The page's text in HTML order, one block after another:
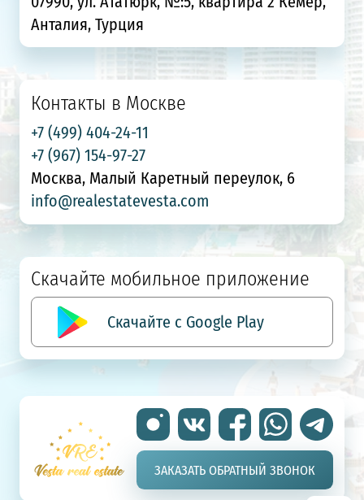
ЗАКАЗАТЬ ОБРАТНЫЙ ЗВОНОК
Анталия, Турция
Контакты в Москве
+7 (499) 404-24-11
+7 (967) 154-97-27
Москва, Малый Каретный переулок, 6
info@realestatevesta.com
Скачайте мобильное приложение
Скачайте с Google Play